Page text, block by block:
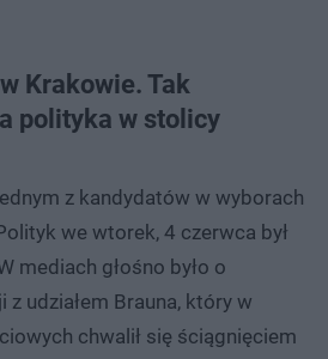
Krakowie. Tak
polityka w stolicy
z kandydatów w wyborach
we wtorek, 4 czerwca był
mediach głośno było o
udziałem Brauna, który w
chwalił się ściągnięciem